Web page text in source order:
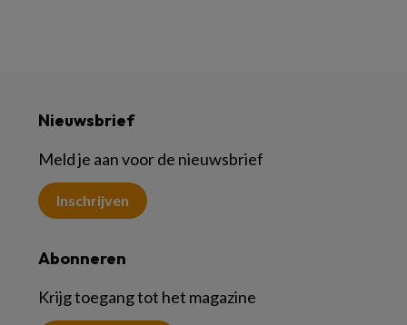
Nieuwsbrief
Meld je aan voor de nieuwsbrief
Inschrijven
Abonneren
Krijg toegang tot het magazine